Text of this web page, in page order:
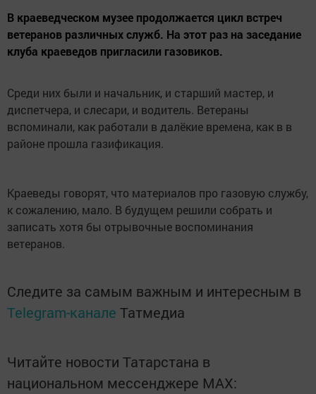
В краеведческом музее продолжается цикл встреч
ветеранов различных служб. На этот раз на заседание
клуба краеведов пригласили газовиков.
Среди них были и начальник, и старший мастер, и
диспетчера, и слесари, и водитель. Ветераны
вспоминали, как работали в далёкие времена, как в в
районе прошла газификация.
Краеведы говорят, что материалов про газовую службу,
к сожалению, мало. В будущем решили собрать и
записать хотя бы отрывочные воспоминания
ветеранов.
Следите за самым важным и интересным в
Telegram-канале Татмедиа
Читайте новости Татарстана в
национальном мессенджере MАХ: